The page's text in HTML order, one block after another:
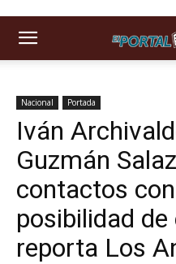
Nacional Portada
Iván
Guzmán
contactos
posibilidad de
reporta Los